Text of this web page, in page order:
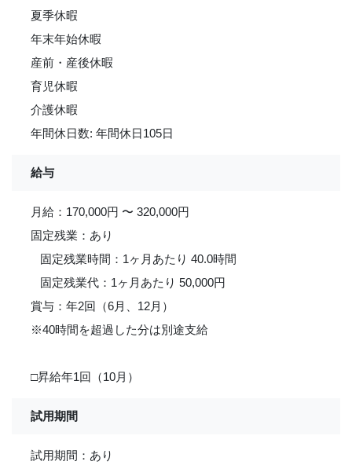
夏季休暇
年末年始休暇
産前・産後休暇
育児休暇
介護休暇
年間休日数: 年間休日105日
給与
月給：170,000円 〜 320,000円
固定残業：あり
固定残業時間：1ヶ月あたり 40.0時間
固定残業代：1ヶ月あたり 50,000円
賞与：年2回（6月、12月）
※40時間を超過した分は別途支給
□昇給年1回（10月）
試用期間
試用期間：あり